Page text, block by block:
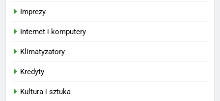
Imprezy
Internet i komputery
Klimatyzatory
Kredyty
Kultura i sztuka